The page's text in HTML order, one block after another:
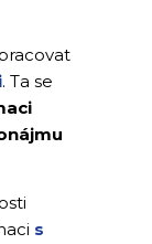
. Ta se
s